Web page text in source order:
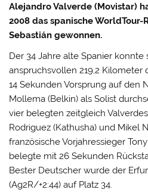
Alejandro Valverde (Movistar)
2008 das spanische WorldTour-
Sebastián gewonnen.
Der 34 Jahre alte Spanier konnte
anspruchsvollen 219,2 Kilometer
14 Sekunden Vorsprung auf den
Mollema (Belkin) als Solist
vier belegten zeitgleich
Rodriguez (Kathusha) und Mikel
französische Vorjahressieger
belegte mit 26 Sekunden
Bester Deutscher wurde der
(Ag2R/+2:44) auf Platz 34.